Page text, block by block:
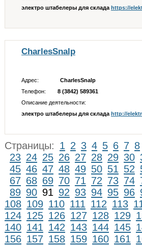
электро штабелеры для склада https://
CharlesSnalp
Адрес:
CharlesSnalp
Телефон:
8 (3842) 589361
Описание деятельности:
электро штабелеры для склада http://
Страницы: 1 2 3 4 5 6 7 8
23 24 25 26 27 28 29 30
45 46 47 48 49 50 51 52
67 68 69 70 71 72 73 74
89 90 91 92 93 94 95 96
108 109 110 111 112 113
124 125 126 127 128 129
140 141 142 143 144 145
156 157 158 159 160 161